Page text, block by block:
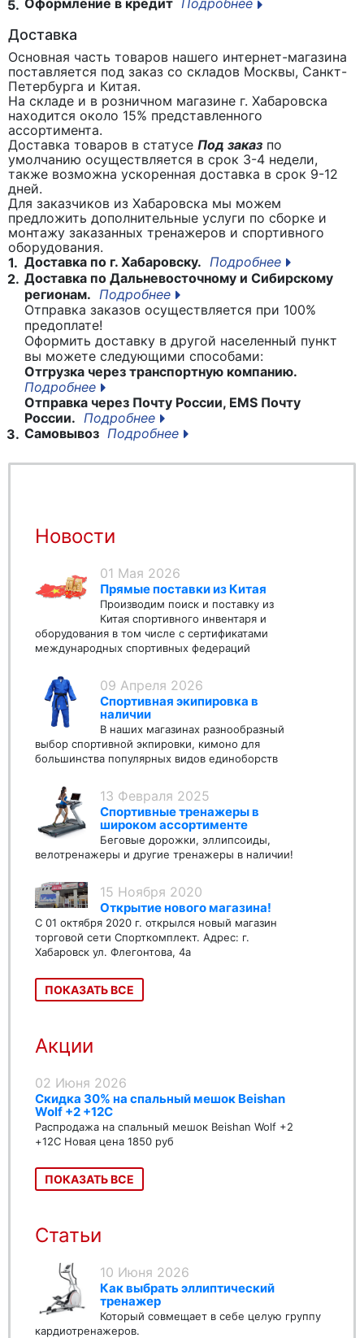
5. Оформление в кредит Подробнее
Доставка
Основная часть товаров нашего интернет-магазина
поставляется под заказ со складов Москвы, Санкт-
Петербурга и Китая.
На складе и в розничном магазине г. Хабаровска
находится около 15% представленного
ассортимента.
Доставка товаров в статусе Под заказ по
умолчанию осуществляется в срок 3-4 недели,
также возможна ускоренная доставка в срок 9-12
дней.
Для заказчиков из Хабаровска мы можем
предложить дополнительные услуги по сборке и
монтажу заказанных тренажеров и спортивного
оборудования.
1. Доставка по г. Хабаровску. Подробнее
2. Доставка по Дальневосточному и Сибирскому
регионам. Подробнее
Отправка заказов осуществляется при 100%
предоплате!
Оформить доставку в другой населенный пункт
вы можете следующими способами:
Отгрузка через транспортную компанию.
Подробнее
Отправка через Почту России, EMS Почту
России. Подробнее
3. Самовывоз Подробнее
Новости
01 Мая 2026
Прямые поставки из Китая
Производим поиск и поставку из
Китая спортивного инвентаря и
оборудования в том числе с сертификатами
международных спортивных федераций
09 Апреля 2026
Спортивная экипировка в
наличии
В наших магазинах разнообразный
выбор спортивной экпировки, кимоно для
большинства популярных видов единоборств
13 Февраля 2025
Спортивные тренажеры в
широком ассортименте
Беговые дорожки, эллипсоиды,
велотренажеры и другие тренажеры в наличии!
15 Ноября 2020
Открытие нового магазина!
С 01 октября 2020 г. открылся новый магазин
торговой сети Спорткомплект. Адрес: г.
Хабаровск ул. Флегонтова, 4а
ПОКАЗАТЬ ВСЕ
Акции
02 Июня 2026
Скидка 30% на спальный мешок Beishan
Wolf +2 +12C
Распродажа на спальный мешок Beishan Wolf +2
+12C Новая цена 1850 руб
ПОКАЗАТЬ ВСЕ
Статьи
10 Июня 2026
Как выбрать эллиптический
тренажер
Который совмещает в себе целую группу
кардиотренажеров.